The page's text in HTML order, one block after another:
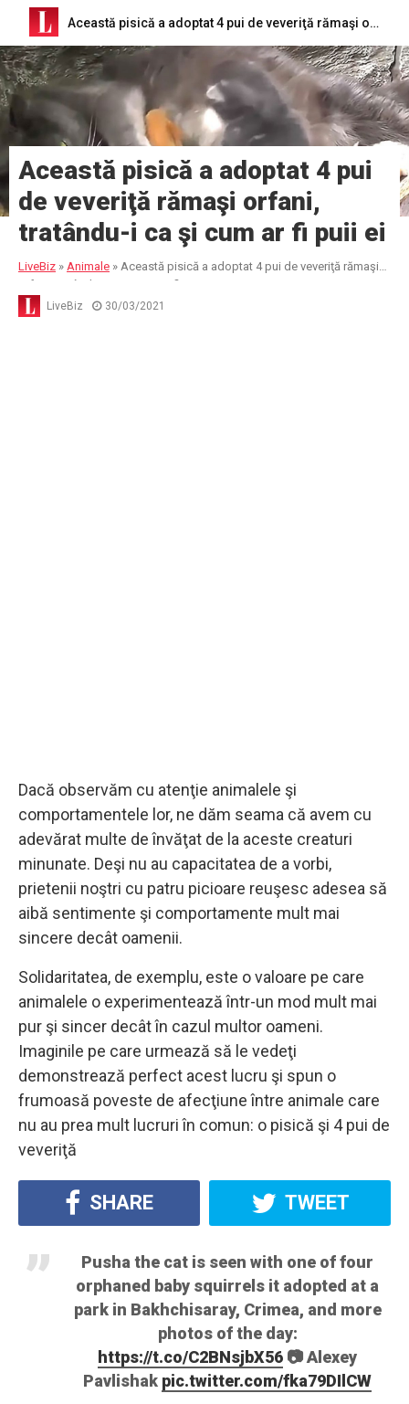
Această pisică a adoptat 4 pui de veveriţă rămaşi orfani, tratându-i ca şi cum ar fi puii ei
Această pisică a adoptat 4 pui
de veveriţă rămaşi orfani,
tratându-i ca şi cum ar fi puii ei
LiveBiz » Animale » Această pisică a adoptat 4 pui de veveriţă rămaşi
orfani, tratându-i ca şi cum ar fi puii ei
LiveBiz 30/03/2021
Dacă observăm cu atenţie animalele şi
comportamentele lor, ne dăm seama că avem cu
adevărat multe de învăţat de la aceste creaturi
minunate. Deşi nu au capacitatea de a vorbi,
prietenii noştri cu patru picioare reuşesc adesea să
aibă sentimente şi comportamente mult mai
sincere decât oamenii.
Solidaritatea, de exemplu, este o valoare pe care
animalele o experimentează într-un mod mult mai
pur şi sincer decât în cazul multor oameni.
Imaginile pe care urmează să le vedeţi
demonstrează perfect acest lucru şi spun o
frumoasă poveste de afecţiune între animale care
nu au prea mult lucruri în comun: o pisică şi 4 pui de
veveriţă
SHARE TWEET
Pusha the cat is seen with one of four
orphaned baby squirrels it adopted at a
park in Bakhchisaray, Crimea, and more
photos of the day:
https://t.co/C2BNsjbX56 📷 Alexey
Pavlishak pic.twitter.com/fka79DIlCW